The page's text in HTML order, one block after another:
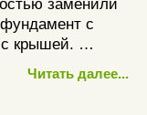
заменили
с
с крышей. …
Читать далее...